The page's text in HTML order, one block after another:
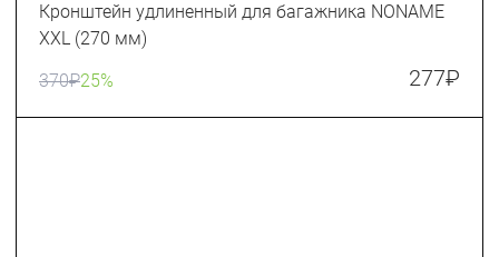
Кронштейн удлиненный для багажника NONAME
XXL (270 мм)
370₽25% 277₽